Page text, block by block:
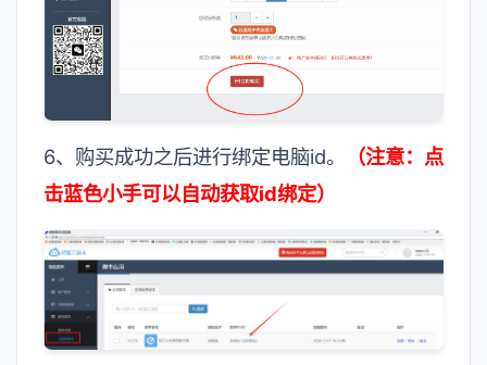
6、购买成功之后进行绑定电脑id。
（注意：点
击蓝色小手可以自动获取id绑定）